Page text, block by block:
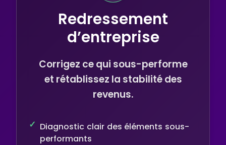
Redressement
d’entreprise
Corrigez ce qui sous-performe
et rétablissez la stabilité des
revenus.
Diagnostic clair des éléments sous-
performants